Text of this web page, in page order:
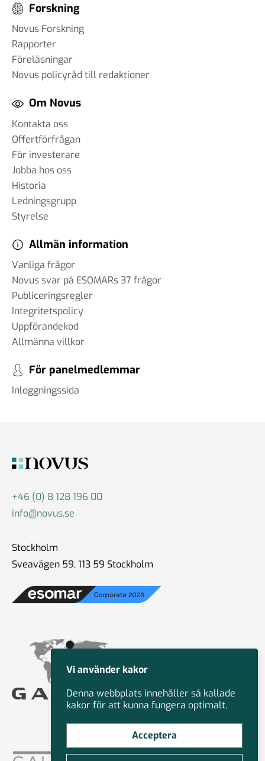
Forskning
Novus Forskning
Rapporter
Föreläsningar
Novus policyråd till redaktioner
Om Novus
Kontakta oss
Offertförfrågan
För investerare
Jobba hos oss
Historia
Ledningsgrupp
Styrelse
Allmän information
Vanliga frågor
Novus svar på ESOMARs 37 frågor
Publiceringsregler
Integritetspolicy
Uppförandekod
Allmänna villkor
För panelmedlemmar
Inloggningssida
+46 (0) 8 128 196 00
info@novus.se
Stockholm
Sveavägen 59, 113 59 Stockholm
Vi använder kakor
Denna webbplats innehåller så kallade
kakor för att kunna fungera optimalt.
Acceptera